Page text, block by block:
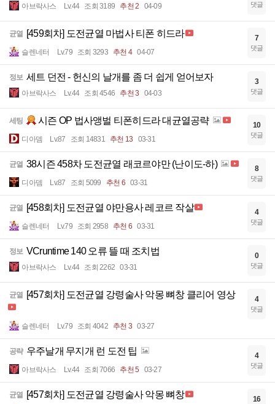
아브락사스 Lv.44 조회 3189 추천 2 04-09 댓글
균열 [459회차] 도전균열 마법사 티폰 히드라
슬렌네터 Lv.79 조회 3293 추천 4 04-07
7
댓글
정보 세트 던전 - 헌신의 날개를 좀 더 쉽게 얻어보자
아브락사스 Lv.44 조회 4546 추천 3 04-03
3
댓글
세팅 시즌 OP 법사앵벌 티폰히드라 대균열공략
디아뎀 Lv.87 조회 14831 추천 13 03-31
10
댓글
균열 38시즌 458차 도전균열 래코르야만 (난이도-하)
디아뎀 Lv.87 조회 5099 추천 6 03-31
8
댓글
균열 [458회차] 도전균열 야만용사 레코르 작살
슬렌네터 Lv.79 조회 2958 추천 6 03-31
4
댓글
정보 VCruntime 140 오류 뜰 때 조치법
아브락사스 Lv.44 조회 2262 03-31
0
댓글
균열 [457회차] 도전균열 강령술사 악몽 뼈창 클리어 영상
슬렌네터 Lv.79 조회 4042 추천 3 03-27
4
댓글
공략 우주날개 무지개 런 도전 팁
아브락사스 Lv.44 조회 7066 추천 5 03-27
4
댓글
균열 [457회차] 도전균열 강령술사 악몽 뼈창 16